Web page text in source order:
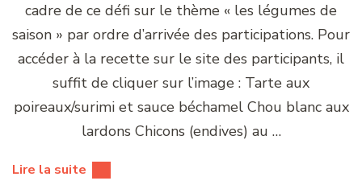
cadre de ce défi sur le thème « les légumes de
saison » par ordre d’arrivée des participations. Pour
accéder à la recette sur le site des participants, il
suffit de cliquer sur l’image : Tarte aux
poireaux/surimi et sauce béchamel Chou blanc aux
lardons Chicons (endives) au …
Lire la suite